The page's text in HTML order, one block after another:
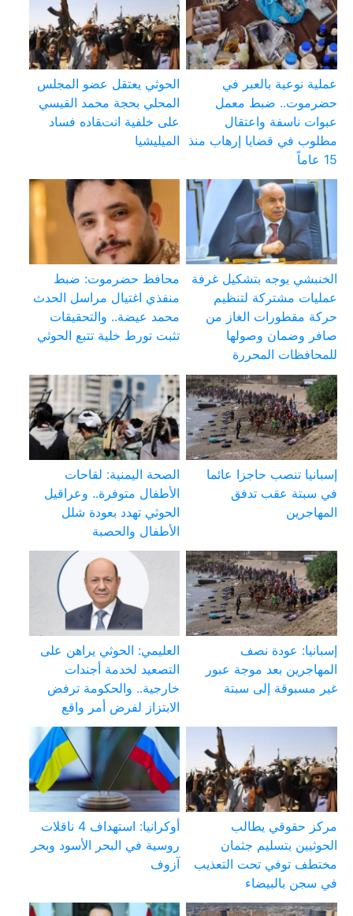
عملية نوعية بالعبر في
حضرموت.. ضبط معمل
عبوات ناسفة واعتقال
مطلوب في قضايا إرهاب منذ
15 عاماً
الحوثي يعتقل عضو المجلس
المحلي بحجة محمد القيسي
على خلفية انتقاده فساد
الميليشيا
الخنبشي يوجه بتشكيل غرفة
عمليات مشتركة لتنظيم
حركة مقطورات الغاز من
صافر وضمان وصولها
للمحافظات المحررة
محافظ حضرموت: ضبط
منفذي اغتيال مراسل الحدث
محمد عيضة.. والتحقيقات
تثبت تورط خلية تتبع الحوثي
إسبانيا تنصب حاجزا عائما
في سبتة عقب تدفق
المهاجرين
الصحة اليمنية: لقاحات
الأطفال متوفرة.. وعراقيل
الحوثي تهدد بعودة شلل
الأطفال والحصبة
إسبانيا: عودة نصف
المهاجرين بعد موجة عبور
غير مسبوقة إلى سبتة
العليمي: الحوثي يراهن على
التصعيد لخدمة أجندات
خارجية.. والحكومة ترفض
الابتزاز لفرض أمر واقع
مركز حقوقي يطالب
الحوثيين بتسليم جثمان
مختطف توفي تحت التعذيب
في سجن بالبيضاء
أوكرانيا: استهداف 4 ناقلات
روسية في البحر الأسود وبحر
آزوف